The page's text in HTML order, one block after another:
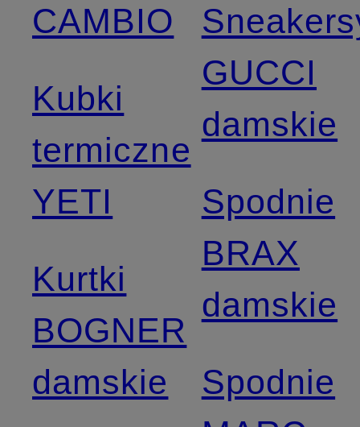
CAMBIO
Kubki
termiczne
YETI
Kurtki
BOGNER
damskie
GUCCI
damskie
Spodnie
BRAX
damskie
Spodnie